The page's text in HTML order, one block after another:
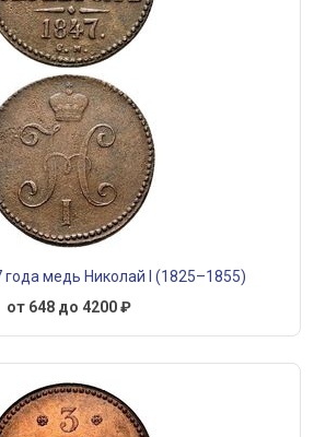
года медь Николай I (1825–1855)
от 648 до 4200 ₽